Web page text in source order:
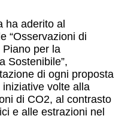
ha aderito al
“Osservazioni di
per la
Sostenibile”,
di ogni proposta
volte alla
di CO2, al contrasto
e alle estrazioni nel